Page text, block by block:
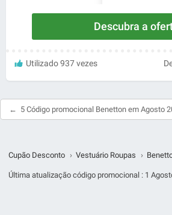
Descubra a
Utilizado 937 vezes
5 Código promocional Benetton em Agosto
Cupão Desconto › Vestuário Roupas ›
Última atualização código promocional : 1